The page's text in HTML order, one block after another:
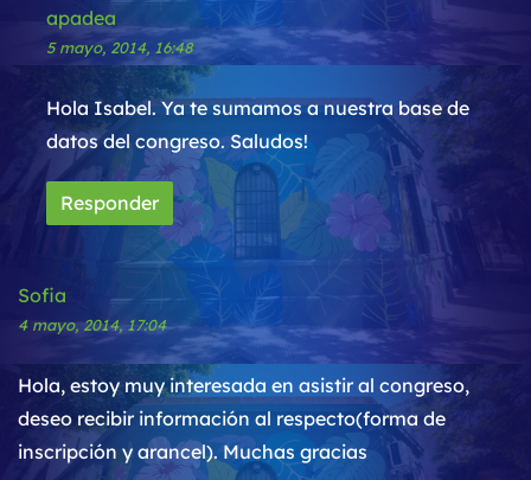
apadea
5 mayo, 2014, 16:48
Hola Isabel. Ya te sumamos a nuestra base de
datos del congreso. Saludos!
Responder
Sofia
4 mayo, 2014, 17:04
Hola, estoy muy interesada en asistir al congreso,
deseo recibir información al respecto(forma de
inscripción y arancel). Muchas gracias